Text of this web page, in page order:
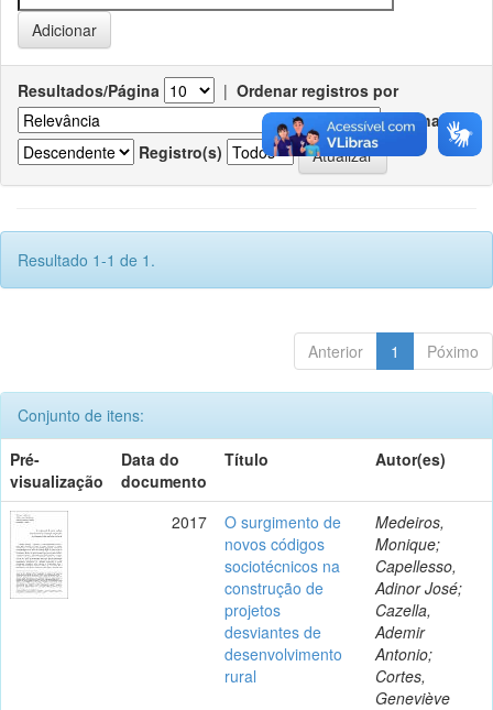
Resultados/Página | Ordenar registros por
Ordenar
Registro(s)
Resultado 1-1 de 1.
Anterior 1 Póximo
Conjunto de itens:
Pré-
visualização
Data do
documento
Título Autor(es)
2017
O surgimento de
novos códigos
sociotécnicos na
construção de
projetos
desviantes de
desenvolvimento
rural
Medeiros,
Monique;
Capellesso,
Adinor José;
Cazella,
Ademir
Antonio;
Cortes,
Geneviève